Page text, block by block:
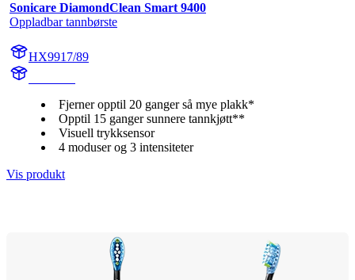
Sonicare DiamondClean Smart 9400
Oppladbar tannbørste
HX9917/89
Fjerner opptil 20 ganger så mye plakk*
Opptil 15 ganger sunnere tannkjøtt**
Visuell trykksensor
4 moduser og 3 intensiteter
Vis produkt